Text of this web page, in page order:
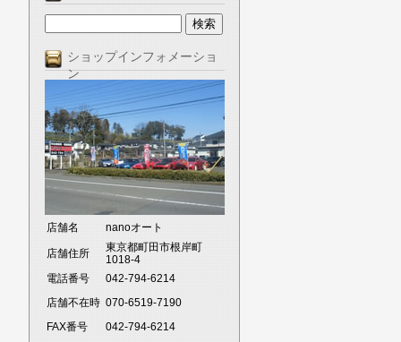
ショップインフォメーショ
ン
店舗名 nanoオート
店舗住所
東京都町田市根岸町
1018-4
電話番号
042-794-6214
店舗不在時 070-6519-7190
FAX番号
042-794-6214